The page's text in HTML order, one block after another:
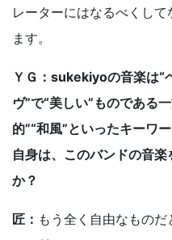
レーターにはなるべくし
ます。
ＹＧ：sukekiyoの音楽は“
ヴ”で“美しい”ものである
的”“和風”といったキーワ
自身は、このバンドの音
か？
匠： もう全く自由なもの